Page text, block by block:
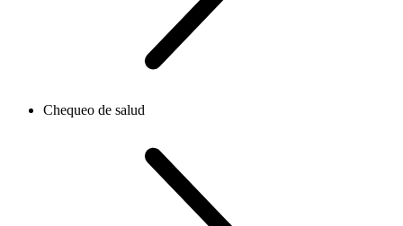
Chequeo de salud